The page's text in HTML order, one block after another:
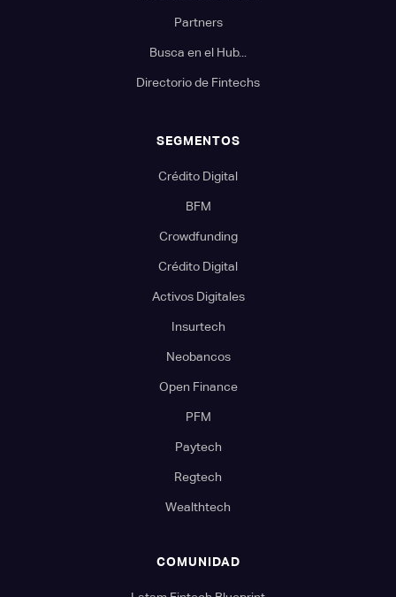
Partners
Busca en el Hub...
Directorio de Fintechs
SEGMENTOS
Crédito Digital
BFM
Crowdfunding
Crédito Digital
Activos Digitales
Insurtech
Neobancos
Open Finance
PFM
Paytech
Regtech
Wealthtech
COMUNIDAD